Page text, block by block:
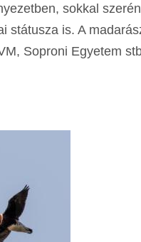
sokkal
státusza is. A
Soproni Egyetem